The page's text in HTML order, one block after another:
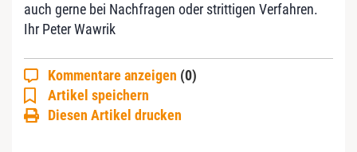
auch gerne bei Nachfragen oder strittigen Verfahren.
Ihr Peter Wawrik
Kommentare anzeigen (0)
Artikel speichern
Diesen Artikel drucken